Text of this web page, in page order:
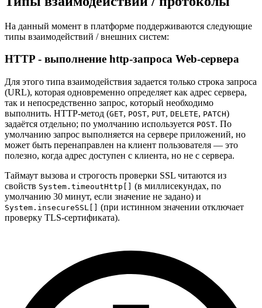
На данный момент в платформе поддерживаются следующие
типы взаимодействий / внешних систем:
HTTP - выполнение http-запроса Web-сервера
Для этого типа взаимодействия задается только строка запроса
(URL), которая одновременно определяет как адрес сервера,
так и непосредственно запрос, который необходимо
выполнить. HTTP-метод (GET, POST, PUT, DELETE, PATCH)
задаётся отдельно; по умолчанию используется POST. По
умолчанию запрос выполняется на сервере приложений, но
может быть перенаправлен на клиент пользователя — это
полезно, когда адрес доступен с клиента, но не с сервера.
Таймаут вызова и строгость проверки SSL читаются из
свойств System.timeoutHttp[]
(в миллисекундах, по
умолчанию 30 минут, если значение не задано) и
System.insecureSSL[]
(при истинном значении отключает
проверку TLS-сертификата).